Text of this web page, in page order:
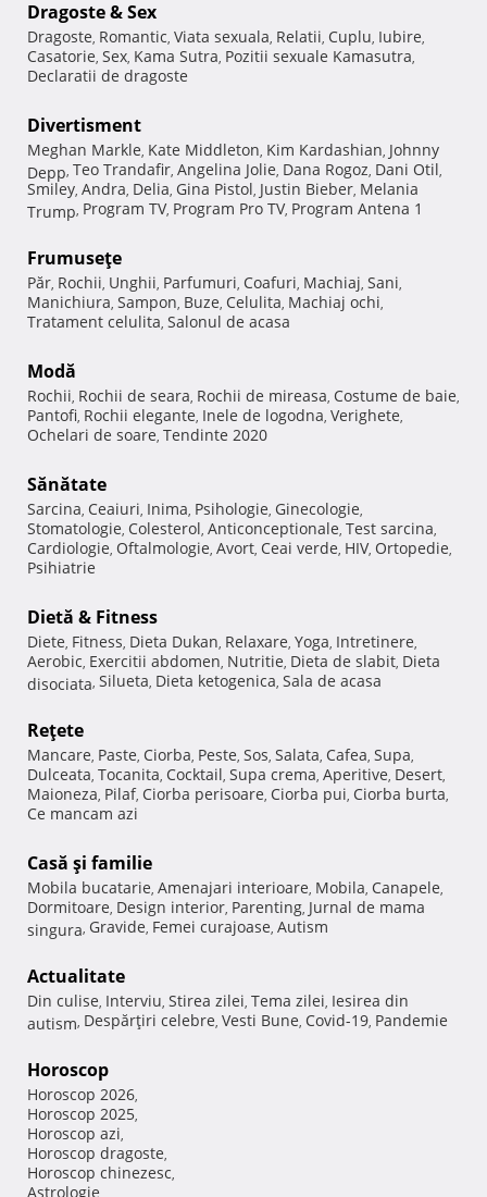
Dragoste & Sex
Dragoste, Romantic, Viata sexuala, Relatii, Cuplu, Iubire,
Casatorie, Sex, Kama Sutra, Pozitii sexuale Kamasutra,
Declaratii de dragoste
Divertisment
Meghan Markle, Kate Middleton, Kim Kardashian, Johnny
Depp, Teo Trandafir, Angelina Jolie, Dana Rogoz, Dani Otil,
Smiley, Andra, Delia, Gina Pistol, Justin Bieber, Melania
Trump, Program TV, Program Pro TV, Program Antena 1
Frumuseţe
Păr, Rochii, Unghii, Parfumuri, Coafuri, Machiaj, Sani,
Manichiura, Sampon, Buze, Celulita, Machiaj ochi,
Tratament celulita, Salonul de acasa
Modă
Rochii, Rochii de seara, Rochii de mireasa, Costume de baie,
Pantofi, Rochii elegante, Inele de logodna, Verighete,
Ochelari de soare, Tendinte 2020
Sănătate
Sarcina, Ceaiuri, Inima, Psihologie, Ginecologie,
Stomatologie, Colesterol, Anticonceptionale, Test sarcina,
Cardiologie, Oftalmologie, Avort, Ceai verde, HIV, Ortopedie,
Psihiatrie
Dietă & Fitness
Diete, Fitness, Dieta Dukan, Relaxare, Yoga, Intretinere,
Aerobic, Exercitii abdomen, Nutritie, Dieta de slabit, Dieta
disociata, Silueta, Dieta ketogenica, Sala de acasa
Reţete
Mancare, Paste, Ciorba, Peste, Sos, Salata, Cafea, Supa,
Dulceata, Tocanita, Cocktail, Supa crema, Aperitive, Desert,
Maioneza, Pilaf, Ciorba perisoare, Ciorba pui, Ciorba burta,
Ce mancam azi
Casă şi familie
Mobila bucatarie, Amenajari interioare, Mobila, Canapele,
Dormitoare, Design interior, Parenting, Jurnal de mama
singura, Gravide, Femei curajoase, Autism
Actualitate
Din culise, Interviu, Stirea zilei, Tema zilei, Iesirea din
autism, Despărţiri celebre, Vesti Bune, Covid-19, Pandemie
Horoscop
Horoscop 2026,
Horoscop 2025,
Horoscop azi,
Horoscop dragoste,
Horoscop chinezesc,
Astrologie